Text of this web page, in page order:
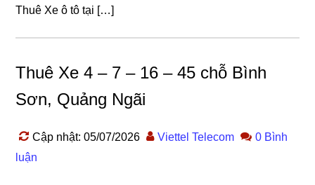
Thuê Xe ô tô tại […]
Thuê Xe 4 – 7 – 16 – 45 chỗ Bình
Sơn, Quảng Ngãi
Cập nhật: 05/07/2026 Viettel Telecom
0 Bình
luận